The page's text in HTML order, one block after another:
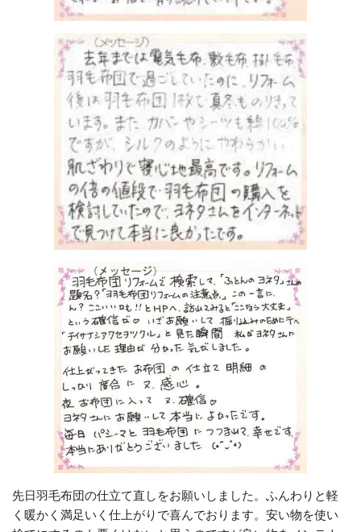
先日羽毛布団の仕立て直しをお願いしました。ふんわりと軽
く暖かく満足いく仕上がりで喜んでおります。安い物を使い